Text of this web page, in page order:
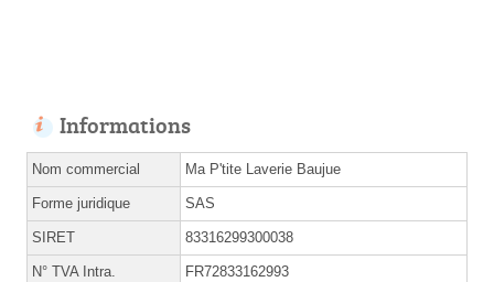
Informations
Nom commercial Ma P'tite Laverie Baujue
Forme juridique SAS
SIRET 83316299300038
N° TVA Intra. FR72833162993